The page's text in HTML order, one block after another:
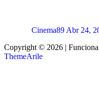
Cinema89 Abr 24,
Copyright © 2026 |
ThemeArile